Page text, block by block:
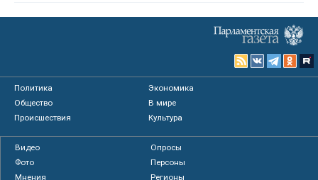
Политика
Экономика
Общество
В мире
Происшествия
Культура
Видео
Опросы
Фото
Персоны
Мнения
Регионы